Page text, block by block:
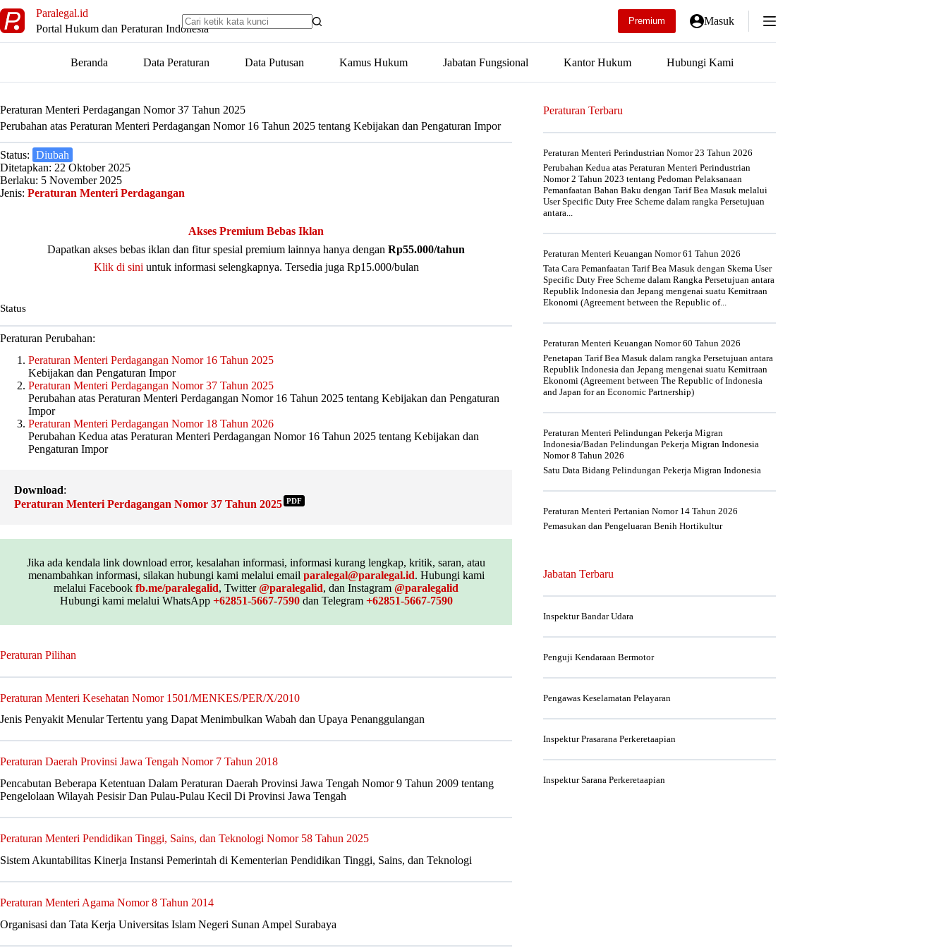
to
content
Paralegal.id
Portal Hukum dan Peraturan Indonesia
Premium Masuk
Beranda Data Peraturan Data Putusan Kamus Hukum Jabatan Fungsional Kantor Hukum Hubungi Kami
Peraturan Menteri Perdagangan Nomor 37 Tahun 2025
Perubahan atas Peraturan Menteri Perdagangan Nomor 16 Tahun 2025 tentang Kebijakan dan Pengaturan Impor
Status: Diubah
Ditetapkan: 22 Oktober 2025
Berlaku: 5 November 2025
Jenis: Peraturan Menteri Perdagangan
Akses Premium Bebas Iklan
Dapatkan akses bebas iklan dan fitur spesial premium lainnya hanya dengan Rp55.000/tahun
Klik di sini untuk informasi selengkapnya. Tersedia juga Rp15.000/bulan
Status
Peraturan Perubahan:
Peraturan Menteri Perdagangan Nomor 16 Tahun 2025
Kebijakan dan Pengaturan Impor
Peraturan Menteri Perdagangan Nomor 37 Tahun 2025
Perubahan atas Peraturan Menteri Perdagangan Nomor 16 Tahun 2025 tentang Kebijakan dan Pengaturan
Impor
Peraturan Menteri Perdagangan Nomor 18 Tahun 2026
Perubahan Kedua atas Peraturan Menteri Perdagangan Nomor 16 Tahun 2025 tentang Kebijakan dan
Pengaturan Impor
Download:
Peraturan Menteri Perdagangan Nomor 37 Tahun 2025 PDF
Jika ada kendala link download error, kesalahan informasi, informasi kurang lengkap, kritik, saran, atau
menambahkan informasi, silakan hubungi kami melalui email paralegal@paralegal.id. Hubungi kami
melalui Facebook fb.me/paralegalid, Twitter@paralegalid, dan Instagram @paralegalid
Hubungi kami melalui WhatsApp +62851-5667-7590dan Telegram +62851-5667-7590
Peraturan Pilihan
Peraturan Menteri Kesehatan Nomor 1501/MENKES/PER/X/2010
Jenis Penyakit Menular Tertentu yang Dapat Menimbulkan Wabah dan Upaya Penanggulangan
Peraturan Daerah Provinsi Jawa Tengah Nomor 7 Tahun 2018
Pencabutan Beberapa Ketentuan Dalam Peraturan Daerah Provinsi Jawa Tengah Nomor 9 Tahun 2009 tentang
Pengelolaan Wilayah Pesisir Dan Pulau-Pulau Kecil Di Provinsi Jawa Tengah
Peraturan Menteri Pendidikan Tinggi, Sains, dan Teknologi Nomor 58 Tahun 2025
Sistem Akuntabilitas Kinerja Instansi Pemerintah di Kementerian Pendidikan Tinggi, Sains, dan Teknologi
Peraturan Menteri Agama Nomor 8 Tahun 2014
Organisasi dan Tata Kerja Universitas Islam Negeri Sunan Ampel Surabaya
Peraturan Terbaru
Peraturan Menteri Perindustrian Nomor 23 Tahun 2026
Perubahan Kedua atas Peraturan Menteri Perindustrian
Nomor 2 Tahun 2023 tentang Pedoman Pelaksanaan
Pemanfaatan Bahan Baku dengan Tarif Bea Masuk melalui
User Specific Duty Free Scheme dalam rangka Persetujuan
antara...
Peraturan Menteri Keuangan Nomor 61 Tahun 2026
Tata Cara Pemanfaatan Tarif Bea Masuk dengan Skema User
Specific Duty Free Scheme dalam Rangka Persetujuan antara
Republik Indonesia dan Jepang mengenai suatu Kemitraan
Ekonomi (Agreement between the Republic of...
Peraturan Menteri Keuangan Nomor 60 Tahun 2026
Penetapan Tarif Bea Masuk dalam rangka Persetujuan antara
Republik Indonesia dan Jepang mengenai suatu Kemitraan
Ekonomi (Agreement between The Republic of Indonesia
and Japan for an Economic Partnership)
Peraturan Menteri Pelindungan Pekerja Migran
Indonesia/Badan Pelindungan Pekerja Migran Indonesia
Nomor 8 Tahun 2026
Satu Data Bidang Pelindungan Pekerja Migran Indonesia
Peraturan Menteri Pertanian Nomor 14 Tahun 2026
Pemasukan dan Pengeluaran Benih Hortikultur
Jabatan Terbaru
Inspektur Bandar Udara
Penguji Kendaraan Bermotor
Pengawas Keselamatan Pelayaran
Inspektur Prasarana Perkeretaapian
Inspektur Sarana Perkeretaapian